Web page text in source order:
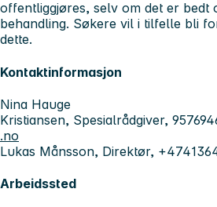
offentliggjøres, selv om det er bedt
behandling. Søkere vil i tilfelle bli
dette.
Kontaktinformasjon
Nina Hauge
Kristiansen, Spesialrådgiver,
.no
Lukas Månsson, Direktør,
Arbeidssted